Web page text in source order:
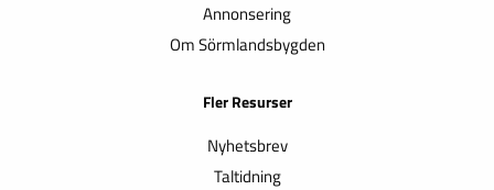
Annonsering
Om Sörmlandsbygden
Fler Resurser
Nyhetsbrev
Taltidning